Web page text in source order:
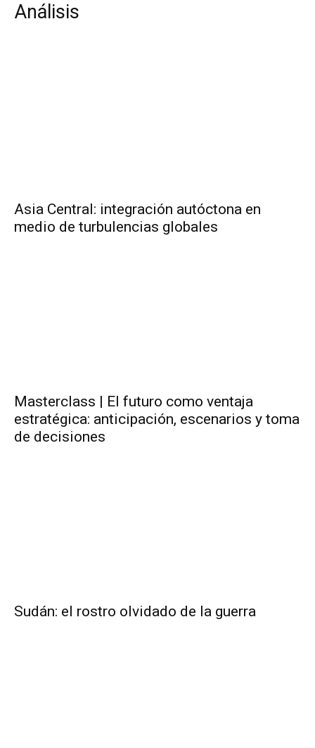
Análisis
Asia Central: integración autóctona en
medio de turbulencias globales
Masterclass | El futuro como ventaja
estratégica: anticipación, escenarios y toma
de decisiones
Sudán: el rostro olvidado de la guerra